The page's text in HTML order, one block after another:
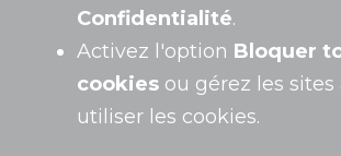
Confidentialité.
Activez l'option Bloquer
cookies ou gérez les sites
utiliser les cookies.